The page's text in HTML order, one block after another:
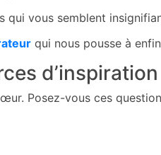
qui vous semblent
qui nous pousse à
d’inspiration
Posez-vous ces